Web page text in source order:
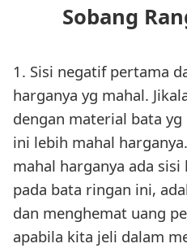
Sobang
1. Sisi negatif pertama
harganya yg mahal.
dengan material bata
ini lebih mahal
mahal harganya ada
pada bata ringan ini,
dan menghemat uang
apabila kita jeli dalam